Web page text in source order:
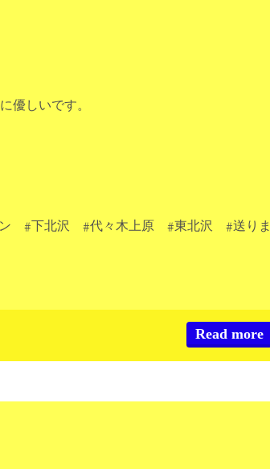
優しいです。
#下北沢 #代々木上原 #東北沢 #送りま
Read more